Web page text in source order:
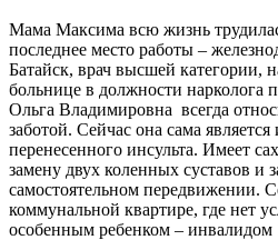
Мама Максима всю жизнь
последнее место работы –
Батайск, врач высшей категории,
больнице в должности нарколога
Ольга Владимировна всегда
заботой. Сейчас она сама
перенесенного инсульта. Имеет
замену двух коленных суставов и
самостоятельном передвижении.
коммунальной квартире, где нет
особенным ребенком –